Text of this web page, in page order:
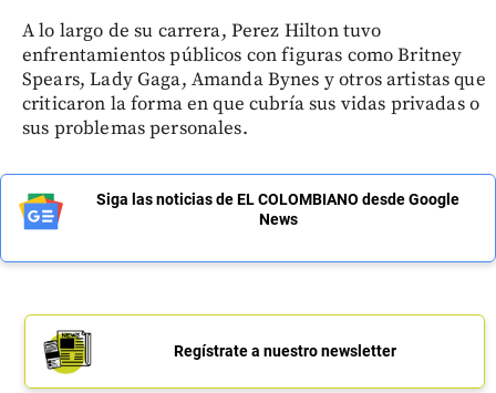
A lo largo de su carrera, Perez Hilton tuvo
enfrentamientos públicos con figuras como Britney
Spears, Lady Gaga, Amanda Bynes y otros artistas que
criticaron la forma en que cubría sus vidas privadas o
sus problemas personales.
Siga las noticias de EL COLOMBIANO desde Google
News
Regístrate a nuestro newsletter